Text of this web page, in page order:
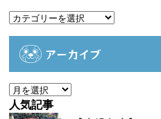
カ
アーカイブ
ア
ー
人気記事